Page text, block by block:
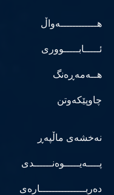
هــــــــــــەواڵ
ئـــــابـــــووری
هــەمەڕەنگ
چاوپێکەوتن
نەخشەی ماڵپەڕ
پــــەیـــــوەنــــــدی
دەربـــــــــــــــارەی